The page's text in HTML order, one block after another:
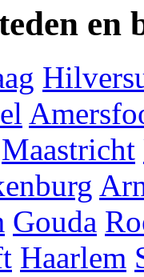
en
Maastricht
Gouda
Haarlem